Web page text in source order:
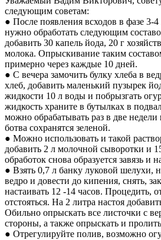
следующим советам:
● После появления всходов в фазе 3-
нужно обработать следующим
добавить 30 капель йода, 20 г
молока. Опрыскивание таким
примерно через каждые 10 дней.
● С вечера замочить булку хлеба в
хлеб, добавить маленький пузырек
жидкости 10 л воды и побрызгать
жидкость храните в бутылках в
можно обрабатывать раз в две
ботва сохранятся зеленой.
● Можно использовать и такой
добавить 2 л молочной сыворотки и
обработок снова образуется завязь и
● Взять 0,7 л банку луковой шелухи,
ведро и довести до кипения, снять,
настаивать 12 -14 часов. Процедить,
отстояться. На 2 литра настоя
Обильно опрыскать все листочки с
стороны, а также опрыскать и
● Отрегулируйте полив, возможно